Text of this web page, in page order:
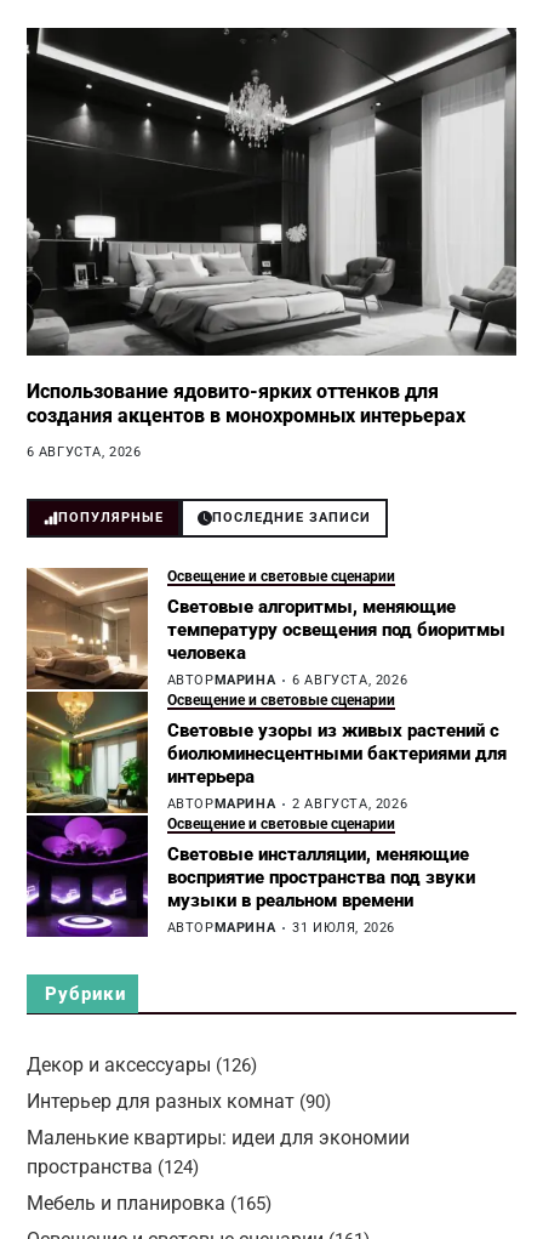
Использование ядовито-ярких оттенков для
создания акцентов в монохромных интерьерах
6 АВГУСТА, 2026
ПОПУЛЯРНЫЕ ПОСЛЕДНИЕ ЗАПИСИ
Освещение и световые сценарии
Световые алгоритмы, меняющие
температуру освещения под биоритмы
человека
АВТОРМАРИНА 6 АВГУСТА, 2026
Освещение и световые сценарии
Световые узоры из живых растений с
биолюминесцентными бактериями для
интерьера
АВТОРМАРИНА 2 АВГУСТА, 2026
Освещение и световые сценарии
Световые инсталляции, меняющие
восприятие пространства под звуки
музыки в реальном времени
АВТОРМАРИНА 31 ИЮЛЯ, 2026
Рубрики
Декор и аксессуары (126)
Интерьер для разных комнат(90)
Маленькие квартиры: идеи для экономии
пространства (124)
Мебель и планировка (165)